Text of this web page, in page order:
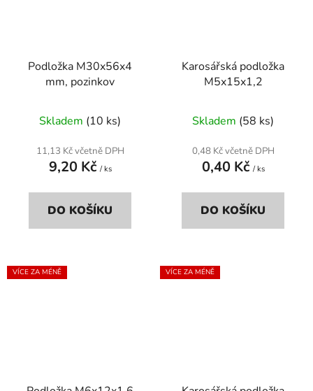
Podložka M30x56x4
mm, pozinkov
Skladem (10 ks)
11,13 Kč včetně DPH
9,20 Kč / ks
DO KOŠÍKU
Karosářská podložka
M5x15x1,2
Skladem (58 ks)
0,48 Kč včetně DPH
0,40 Kč / ks
DO KOŠÍKU
VÍCE ZA MÉNĚ VÍCE ZA MÉNĚ